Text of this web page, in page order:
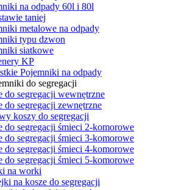
na odpady 60l i 80l
taniej
metalowe na odpady
typu dzwon
siatkowe
KP
Pojemniki na odpady
do segregacji
do segregacji wewnętrzne
do segregacji zewnętrzne
koszy do segregacji
do segregacji śmieci 2-komorowe
do segregacji śmieci 3-komorowe
do segregacji śmieci 4-komorowe
do segregacji śmieci 5-komorowe
na worki
na kosze do segregacji